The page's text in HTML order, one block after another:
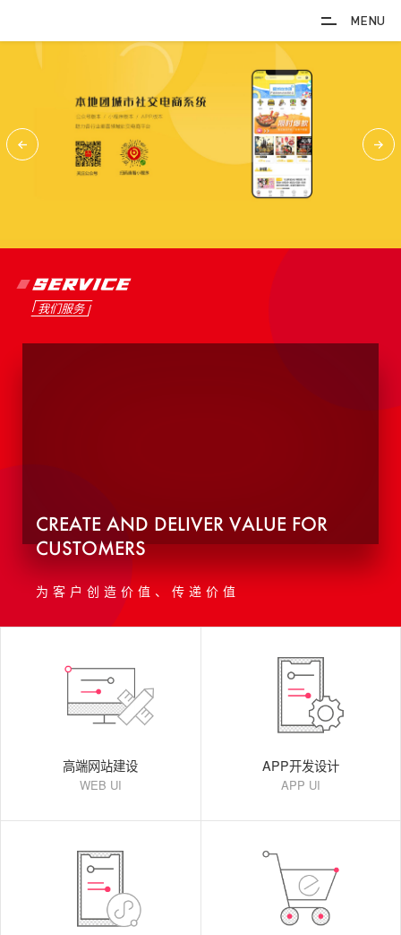
MENU
SERVICE
我们服务
CREATE AND DELIVER VALUE FOR
CUSTOMERS
为客户创造价值、传递价值
高端网站建设
WEB UI
APP开发设计
APP UI